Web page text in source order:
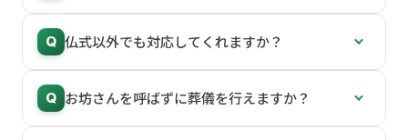
Q 仏式以外でも対応してくれますか？
Q お坊さんを呼ばずに葬儀を行えますか？